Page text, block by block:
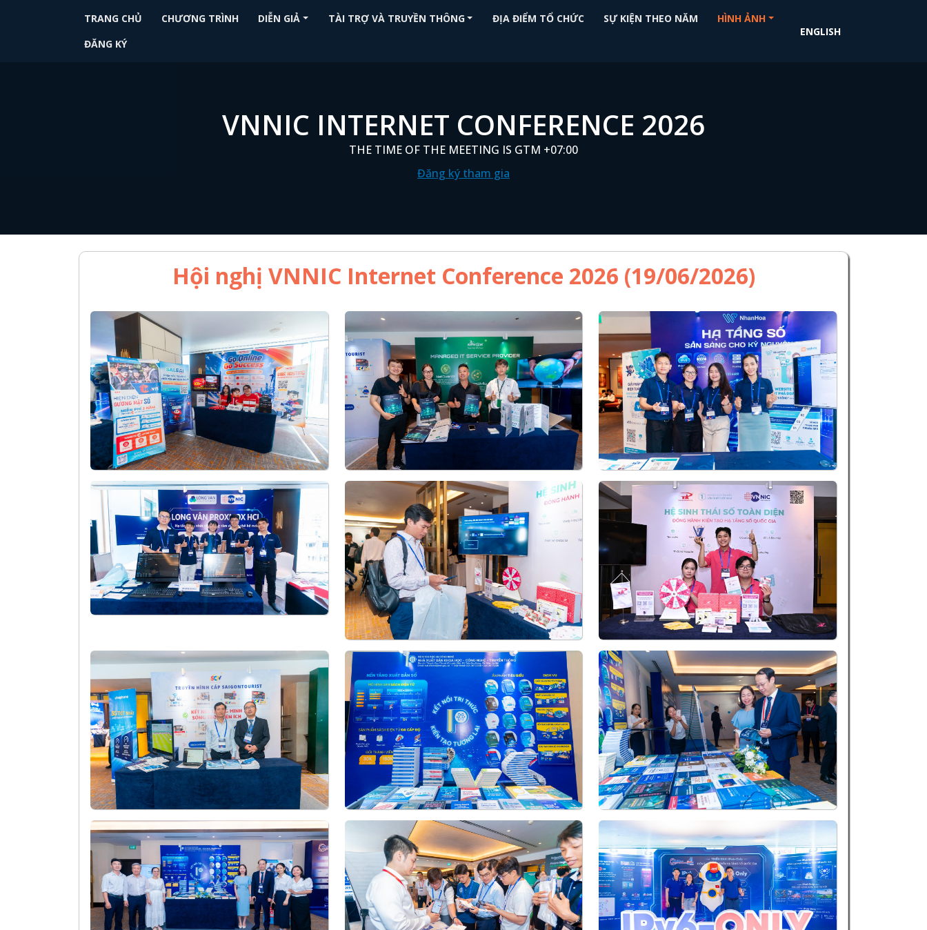
Main navigation
TRANG CHỦ CHƯƠNG TRÌNH DIỄN GIẢ TÀI TRỢ VÀ TRUYỀN THÔNG ĐỊA ĐIỂM TỔ CHỨC SỰ KIỆN THEO NĂM
HÌNH ẢNH
ĐĂNG KÝ
ENGLISH
VNNIC INTERNET CONFERENCE 2026
THE TIME OF THE MEETING IS GTM +07:00
Đăng ký tham gia
Hội nghị VNNIC Internet Conference 2026 (19/06/2026)